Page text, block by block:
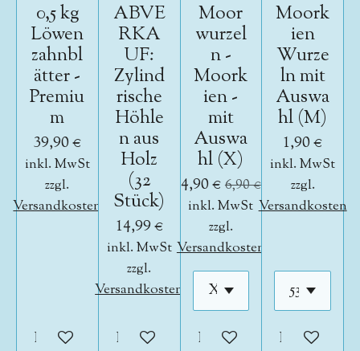
0,5 kg
Löwen
zahnbl
ätter -
Premiu
m
39,90 €
inkl. MwSt
zzgl.
Versandkosten
In den Warenkorb
ABVE
RKA
UF:
Zylind
rische
Höhle
n aus
Holz
(32
Stück)
14,99 €
inkl. MwSt
zzgl.
Versandkosten
In den Warenkorb
Moor
wurzel
n -
Moork
ien -
mit
Auswa
hl (X)
4,90 € 6,90 €
inkl. MwSt
zzgl.
Versandkosten
In den Warenkorb
Moork
ien
Wurze
ln mit
Auswa
hl (M)
1,90 €
inkl. MwSt
zzgl.
Versandkosten
In den